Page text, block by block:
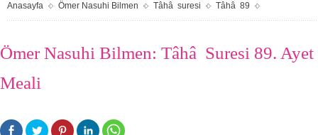
Anasayfa Ömer Nasuhi Bilmen Tâhâ suresi Tâhâ 89
Ömer Nasuhi Bilmen: Tâhâ Suresi 89. Ayet
Meali